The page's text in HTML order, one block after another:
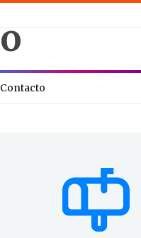
Contacto